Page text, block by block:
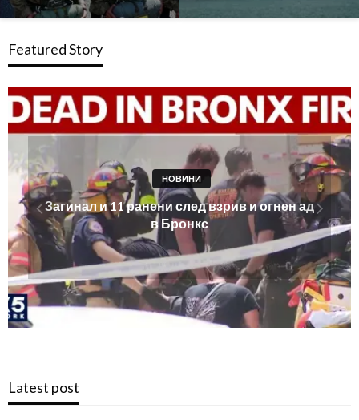
Featured Story
НОВИНИ
Магнитна буря удря Земята още утре! Ето
кога ще е най-силна
Latest post